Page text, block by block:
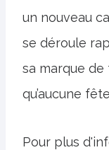
un nouveau
se déroule
sa marque
qu’aucune
Pour plus